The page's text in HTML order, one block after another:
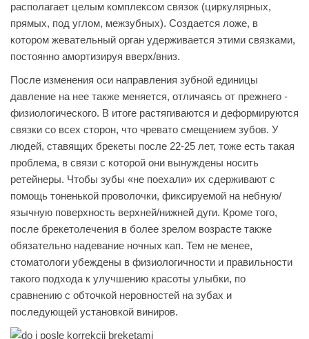
располагает целым комплексом связок (циркулярных,
прямых, под углом, межзубных). Создается ложе, в
котором жевательный орган удерживается этими связками,
постоянно амортизируя вверх/вниз.
После изменения оси направления зубной единицы
давление на нее также меняется, отличаясь от прежнего -
физиологического. В итоге растягиваются и деформируются
связки со всех сторон, что чревато смещением зубов. У
людей, ставящих брекеты после 22-25 лет, тоже есть такая
проблема, в связи с которой они вынуждены носить
ретейнеры. Чтобы зубы «не поехали» их сдерживают с
помощь тоненькой проволочки, фиксируемой на небную/
язычную поверхность верхней/нижней дуги. Кроме того,
после брекетолечения в более зрелом возрасте также
обязательно надевание ночных кап. Тем не менее,
стоматологи убеждены в физиологичности и правильности
такого подхода к улучшению красоты улыбки, по
сравнению с обточкой неровностей на зубах и
последующей установкой виниров.